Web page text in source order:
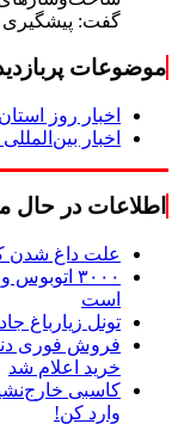
گفت: پیشگیری
موضوعات
اخبار روز
اخبار بین‌المللی
اطلاعات در حال
علت داغ شدن
۳۰۰۰
است
تونل زیارباغ
فروش فوری
خرید اعلام شد
وارد کن!